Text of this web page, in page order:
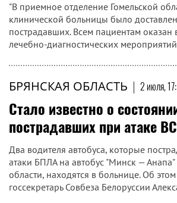
"В приемное отделение Гомельской
клинической больницы было
пострадавших. Всем пациентам оказан
лечебно-диагностических
БРЯНСКАЯ ОБЛАСТЬ | 2 июля,
Стало известно о
пострадавших при атаке
Два водителя автобуса, которые
атаки БПЛА на автобус "Минск —
области, находятся в больнице. Об
госсекретарь Совбеза Белоруссии